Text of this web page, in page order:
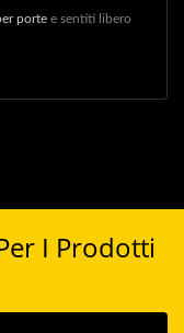
porte e sentiti libero
I Prodotti